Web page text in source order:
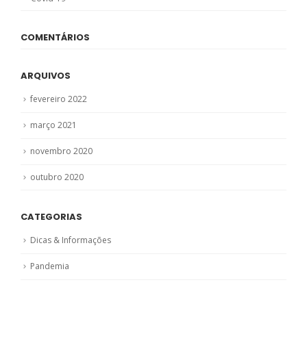
COMENTÁRIOS
ARQUIVOS
fevereiro 2022
março 2021
novembro 2020
outubro 2020
CATEGORIAS
Dicas & Informações
Pandemia